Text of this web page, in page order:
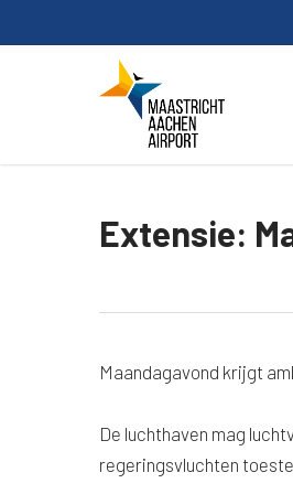
to
Extensie:
Maandagavond krijgt
De luchthaven mag
regeringsvluchten